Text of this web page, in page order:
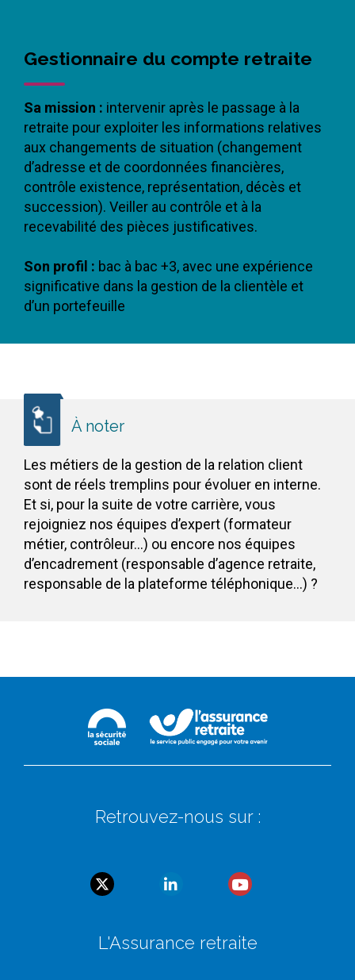
Gestionnaire du compte retraite
Sa mission : intervenir après le passage à la
retraite pour exploiter les informations relatives
aux changements de situation (changement
d’adresse et de coordonnées financières,
contrôle existence, représentation, décès et
succession). Veiller au contrôle et à la
recevabilité des pièces justificatives.
Son profil : bac à bac +3, avec une expérience
significative dans la gestion de la clientèle et
d’un portefeuille
À noter
Les métiers de la gestion de la relation client
sont de réels tremplins pour évoluer en interne.
Et si, pour la suite de votre carrière, vous
rejoigniez nos équipes d’expert (formateur
métier, contrôleur…) ou encore nos équipes
d’encadrement (responsable d’agence retraite,
responsable de la plateforme téléphonique…) ?
Retrouvez-nous sur :
L'Assurance retraite